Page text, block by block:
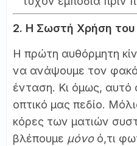
2. Η Σωστή Χρήση
Η πρώτη αυθόρμητη
να ανάψουμε τον
ένταση. Κι όμως, αυτό
οπτικό μας πεδίο.
κόρες των ματιών
βλέπουμε μόνοό,τι